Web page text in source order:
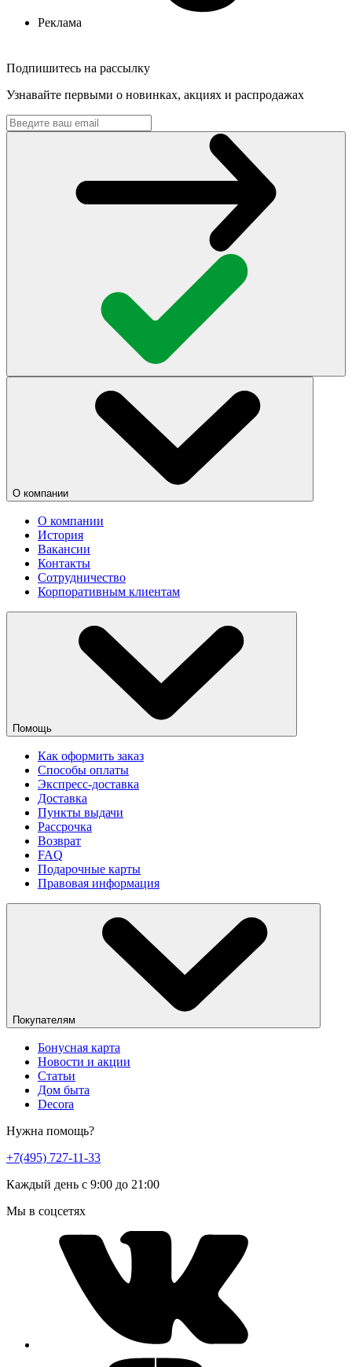
Реклама
Подпишитесь на рассылку
Узнавайте первыми о новинках, акциях и распродажах
О компании
О компании
История
Вакансии
Контакты
Сотрудничество
Корпоративным клиентам
Помощь
Как оформить заказ
Способы оплаты
Экспресс-доставка
Доставка
Пункты выдачи
Рассрочка
Возврат
FAQ
Подарочные карты
Правовая информация
Покупателям
Бонусная карта
Новости и акции
Статьи
Дом быта
Decora
Нужна помощь?
+7(495) 727-11-33
Каждый день с 9:00 до 21:00
Мы в соцсетях